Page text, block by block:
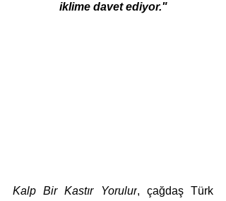
iklime davet ediyor."
Kalp Bir Kastır Yorulur, çağdaş Türk